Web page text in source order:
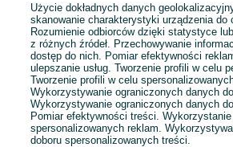
E-mail
Hasło
Użycie dokładnych danych
skanowanie charakterystyki urządzenia do
Rozumienie odbiorców dzięki statystyce
z różnych źródeł. Przechowywanie
dostęp do nich. Pomiar efektywności
ulepszanie usług. Tworzenie profili w celu
Tworzenie profili w celu
Wykorzystywanie ograniczonych danych
Wykorzystywanie ograniczonych danych
Pomiar efektywności treści.
spersonalizowanych reklam.
doboru spersonalizowanych treści.